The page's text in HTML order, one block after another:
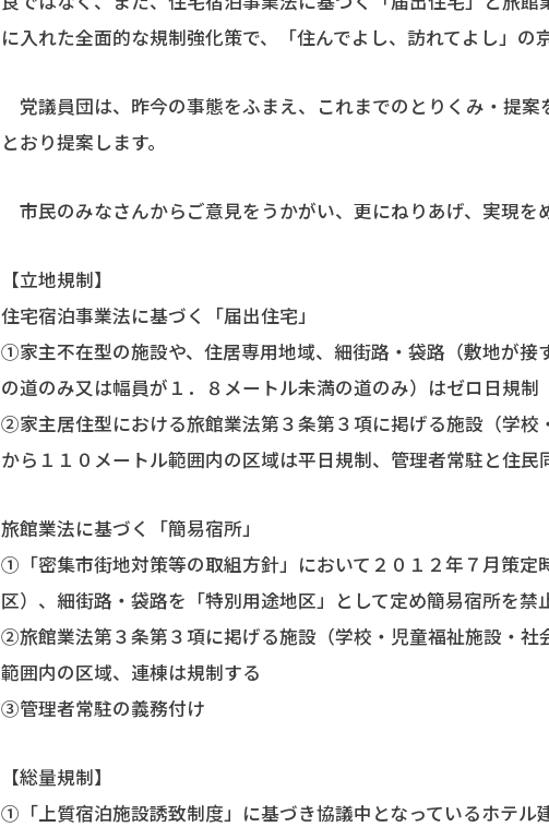
に入れた全面的な規制強化策で、「住んでよし、訪れてよし」の
党議員団は、昨今の事態をふまえ、これまでのとりくみ・提案
とおり提案します。
市民のみなさんからご意見をうかがい、更にねりあげ、実現を
【立地規制】
住宅宿泊事業法に基づく「届出住宅」
①家主不在型の施設や、住居専用地域、細街路・袋路（敷地が接
の道のみ又は幅員が１．８メートル未満の道のみ）はゼロ日規制
②家主居住型における旅館業法第３条第３項に掲げる施設（学校
から１１０メートル範囲内の区域は平日規制、管理者常駐と住民
旅館業法に基づく「簡易宿所」
①「密集市街地対策等の取組方針」において２０１２年７月策定
区）、細街路・袋路を「特別用途地区」として定め簡易宿所を禁
②旅館業法第３条第３項に掲げる施設（学校・児童福祉施設・社
範囲内の区域、連棟は規制する
③管理者常駐の義務付け
【総量規制】
①「上質宿泊施設誘致制度」に基づき協議中となっているホテル